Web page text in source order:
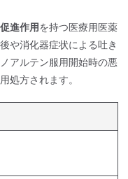
進作用を持つ医療用医薬
や消化器症状による吐き
アルテン服用開始時の悪
処方されます。